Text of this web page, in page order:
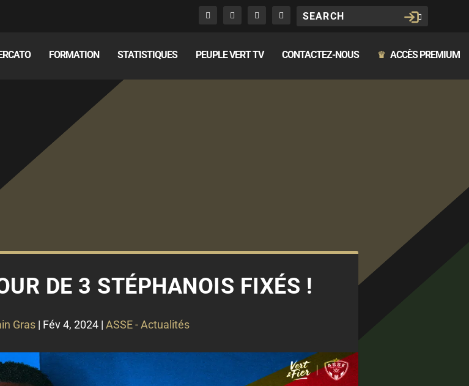
FORMATION STATISTIQUES PEUPLE VERT TV CONTACTEZ-NOUS ♛ ACCÈS PREMIUM
DE 3 STÉPHANOIS FIXÉS !
Gras | Fév 4, 2024 | ASSE - Actualités